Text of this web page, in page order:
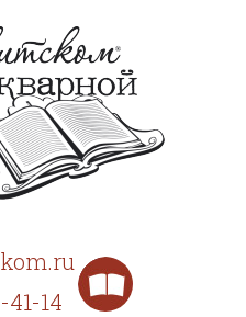
41-14